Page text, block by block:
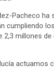
Pacheco
cumpliendo
millones
actuamos